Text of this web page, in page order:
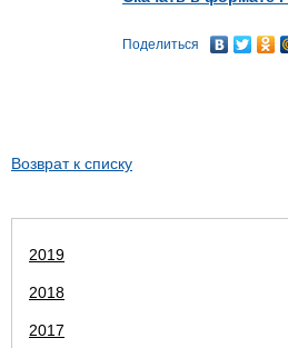
Поделиться
Возврат к списку
2019
2018
2017